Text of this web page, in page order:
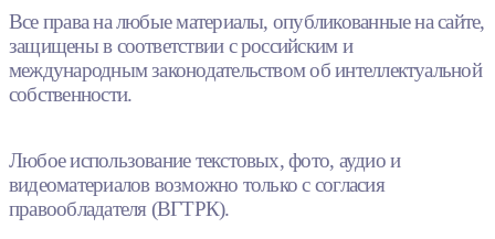
Все права на любые материалы, опубликованные на сайте,
защищены в соответствии с российским и
международным законодательством об интеллектуальной
собственности.
Любое использование текстовых, фото, аудио и
видеоматериалов возможно только с согласия
правообладателя (ВГТРК).